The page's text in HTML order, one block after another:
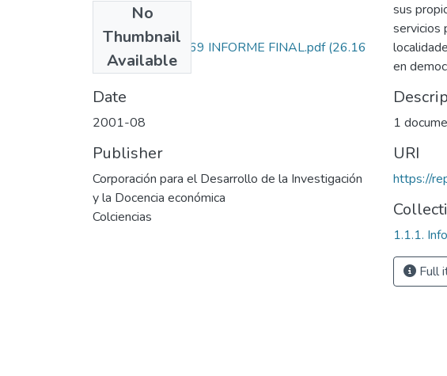
No
Thumbnail
Available
7210-10-10769 INFORME FINAL.pdf(26.16
MB)
Date
2001-08
Publisher
Corporación para el Desarrollo de la Investigación
y la Docencia económica
Colciencias
sus
servicios
en
1
URI
https://
1.1.1.
Full